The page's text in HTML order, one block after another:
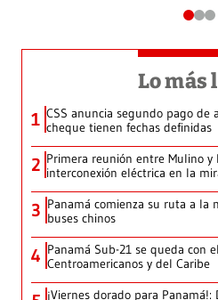
Lo más
1 CSS anuncia segundo pago de
cheque tienen fechas definidas
2 Primera reunión entre Mulino y
interconexión eléctrica en la
3 Panamá comienza su ruta a la
buses chinos
4 Panamá Sub-21 se queda con
Centroamericanos y del Caribe
¡Viernes dorado para